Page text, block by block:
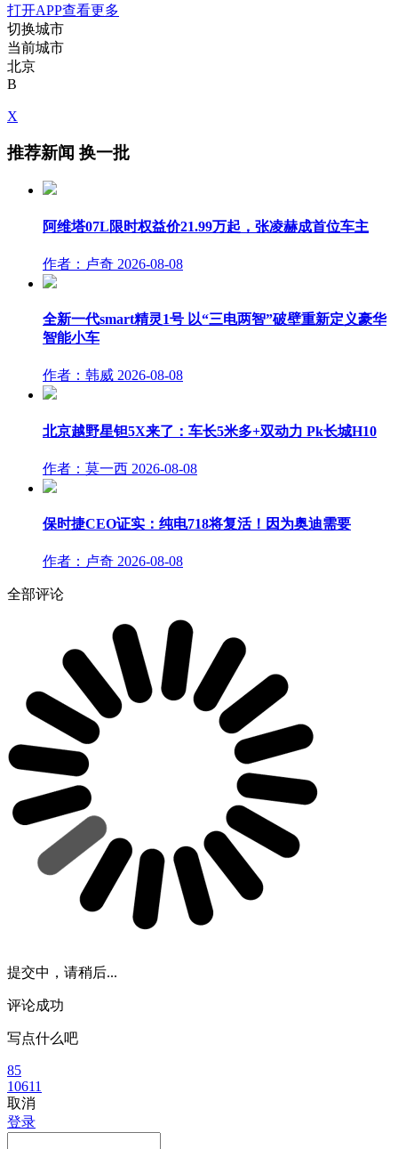
打开APP查看更多
切换城市
当前城市
北京
B
X
推荐新闻 换一批
阿维塔07L限时权益价21.99万起，张凌赫成首位车主
作者：卢奇 2026-08-08
全新一代smart精灵1号 以“三电两智”破壁重新定义豪华
智能小车
作者：韩威 2026-08-08
北京越野星钽5X来了：车长5米多+双动力 Pk长城H10
作者：莫一西 2026-08-08
保时捷CEO证实：纯电718将复活！因为奥迪需要
作者：卢奇 2026-08-08
全部评论
提交中，请稍后...
评论成功
写点什么吧
85
10611
取消
登录